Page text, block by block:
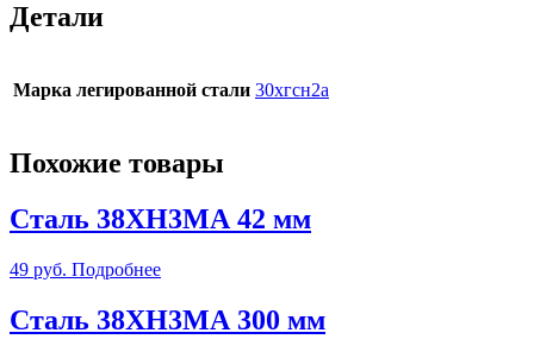
Детали
Марка легированной стали 30хгсн2а
Похожие товары
Сталь 38ХН3МА 42 мм
49 руб. Подробнее
Сталь 38ХН3МА 300 мм